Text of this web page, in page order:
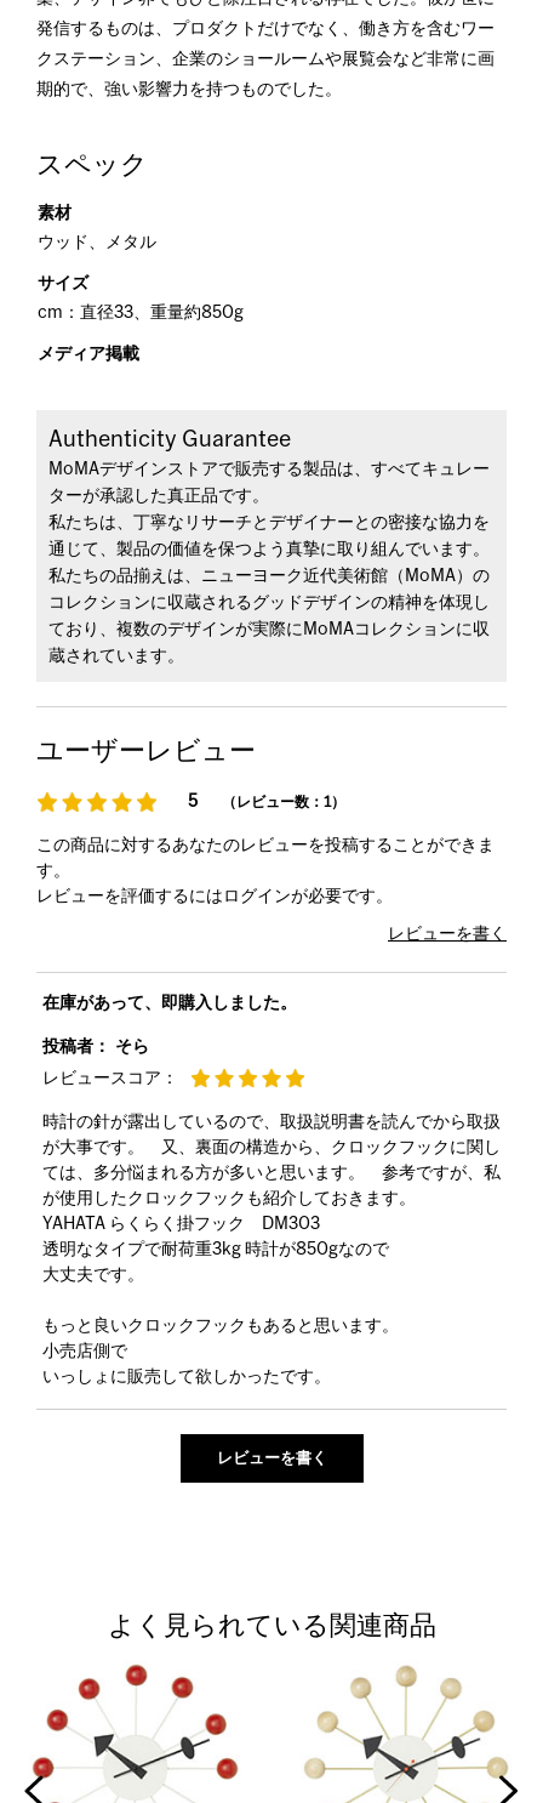
発信するものは、プロダクトだけでなく、働き方を含むワー
クステーション、企業のショールームや展覧会など非常に画
期的で、強い影響力を持つものでした。
スペック
素材
ウッド、メタル
サイズ
cm：直径33、重量約850g
メディア掲載
Authenticity Guarantee
MoMAデザインストアで販売する製品は、すべてキュレー
ターが承認した真正品です。
私たちは、丁寧なリサーチとデザイナーとの密接な協力を
通じて、製品の価値を保つよう真摯に取り組んでいます。
私たちの品揃えは、ニューヨーク近代美術館（MoMA）の
コレクションに収蔵されるグッドデザインの精神を体現し
ており、複数のデザインが実際にMoMAコレクションに収
蔵されています。
ユーザーレビュー
5 （レビュー数：1）
この商品に対するあなたのレビューを投稿することができま
す。
レビューを評価するには ログインが必要です。
レビューを書く
在庫があって、即購入しました。
投稿者：
そら
レビュースコア：
時計の針が露出しているので、取扱説明書を読んでから取扱
が大事です。 又、裏面の構造から、クロックフックに関し
ては、多分悩まれる方が多いと思います。 参考ですが、私
が使用したクロックフックも紹介しておきます。
YAHATA らくらく掛フック DM303
透明なタイプで耐荷重3kg 時計が850gなので
大丈夫です。
もっと良いクロックフックもあると思います。
小売店側で
いっしょに販売して欲しかったです。
よく見られている関連商品